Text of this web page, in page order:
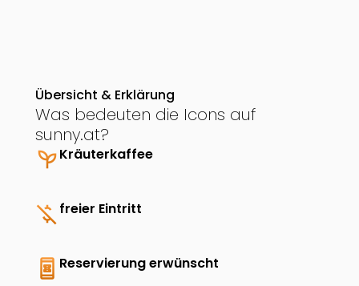
Übersicht & Erklärung
Was bedeuten die Icons auf
sunny.at?
psychiatryKräuterkaffee
money_off freier Eintritt
book_online Reservierung erwünscht